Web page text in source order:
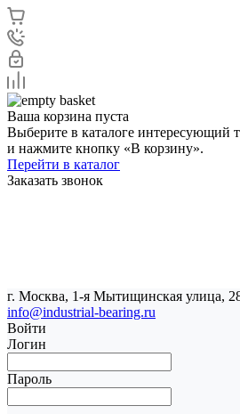
Ваша корзина пуста
Выберите в каталоге интересующий
и нажмите кнопку «В корзину».
Перейти в каталог
Заказать звонок
г. Москва, 1-я Мытищинская улица,
info@industrial-bearing.ru
Войти
Логин
Пароль